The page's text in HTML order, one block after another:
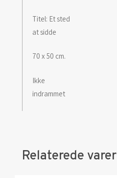
Titel: Et sted
at sidde
70 x 50 cm.
Ikke
indrammet
Relaterede varer